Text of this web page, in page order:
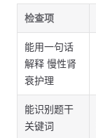
检查项
能用一句话
解释 慢性肾
衰护理
能识别题干
关键词